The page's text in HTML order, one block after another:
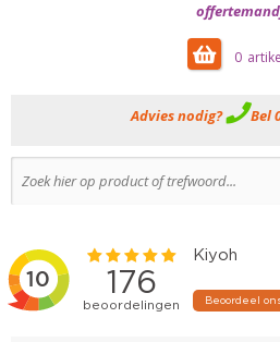
0
Advies nodig? Bel